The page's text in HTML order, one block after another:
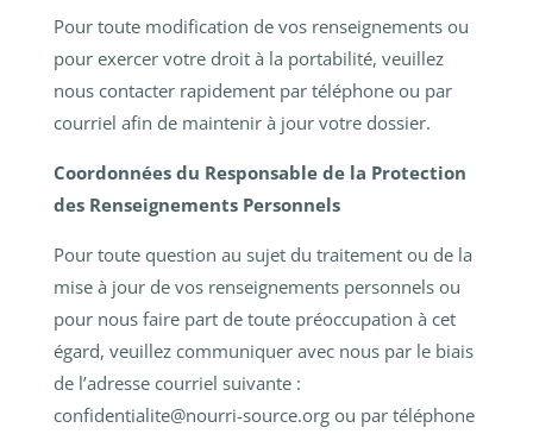
Pour toute modification de vos renseignements ou
pour exercer votre droit à la portabilité, veuillez
nous contacter rapidement par téléphone ou par
courriel afin de maintenir à jour votre dossier.
Coordonnées du Responsable de la Protection
des Renseignements Personnels
Pour toute question au sujet du traitement ou de la
mise à jour de vos renseignements personnels ou
pour nous faire part de toute préoccupation à cet
égard, veuillez communiquer avec nous par le biais
de l’adresse courriel suivante :
confidentialite@nourri-source.org ou par téléphone